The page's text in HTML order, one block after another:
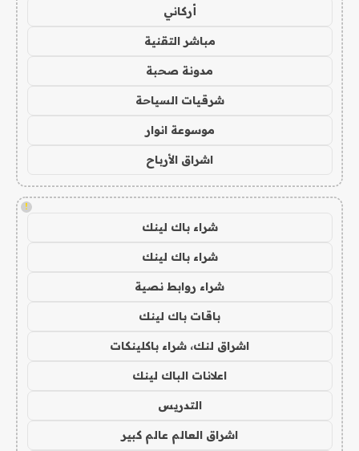
أركاني
مباشر التقنية
مدونة صحبة
شرقيات السياحة
موسوعة انوار
اشراق الأرباح
!
شراء باك لينك
شراء باك لينك
شراء روابط نصية
باقات باك لينك
اشراق لنك، شراء باكلينكات
اعلانات الباك لينك
التدريس
اشراق العالم عالم كبير